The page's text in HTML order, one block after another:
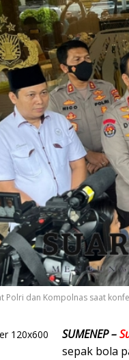
Polri dan Kompolnas saat
SUMENEP –
sepak bola